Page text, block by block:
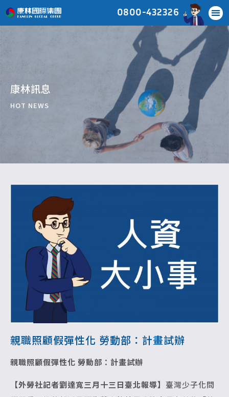
0800-432326
康林訊息
HOT NEWS
親職照顧假彈性化 勞動部：計畫試辦
親職照顧假彈性化 勞動部：計畫試辦
【外勞社記者劉達寬三月十三日臺北報導】 臺灣少子化問